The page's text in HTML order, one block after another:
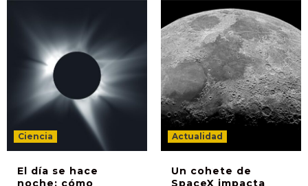
Ciencia
El día se hace
noche: cómo
Actualidad
Un cohete de
SpaceX impacta